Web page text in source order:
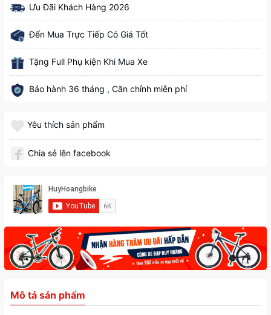
Ưu Đãi Khách Hàng 2026
Đến Mua Trực Tiếp Có Giá Tốt
Tặng Full Phụ kiện Khi Mua Xe
Bảo hành 36 tháng , Căn chỉnh miễn phí
Yêu thích sản phẩm
Chia sẻ lên facebook
Mô tả sản phẩm